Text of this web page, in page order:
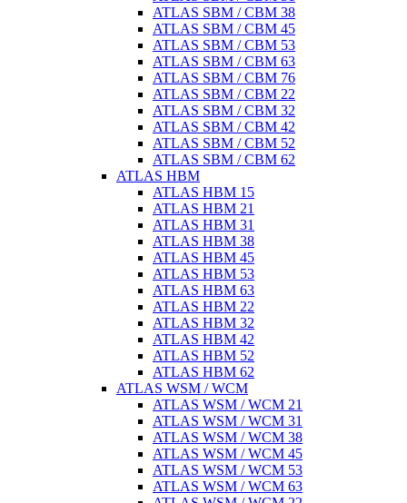
ATLAS SBM / CBM 38
ATLAS SBM / CBM 45
ATLAS SBM / CBM 53
ATLAS SBM / CBM 63
ATLAS SBM / CBM 76
ATLAS SBM / CBM 22
ATLAS SBM / CBM 32
ATLAS SBM / CBM 42
ATLAS SBM / CBM 52
ATLAS SBM / CBM 62
ATLAS HBM
ATLAS HBM 15
ATLAS HBM 21
ATLAS HBM 31
ATLAS HBM 38
ATLAS HBM 45
ATLAS HBM 53
ATLAS HBM 63
ATLAS HBM 22
ATLAS HBM 32
ATLAS HBM 42
ATLAS HBM 52
ATLAS HBM 62
ATLAS WSM / WCM
ATLAS WSM / WCM 21
ATLAS WSM / WCM 31
ATLAS WSM / WCM 38
ATLAS WSM / WCM 45
ATLAS WSM / WCM 53
ATLAS WSM / WCM 63